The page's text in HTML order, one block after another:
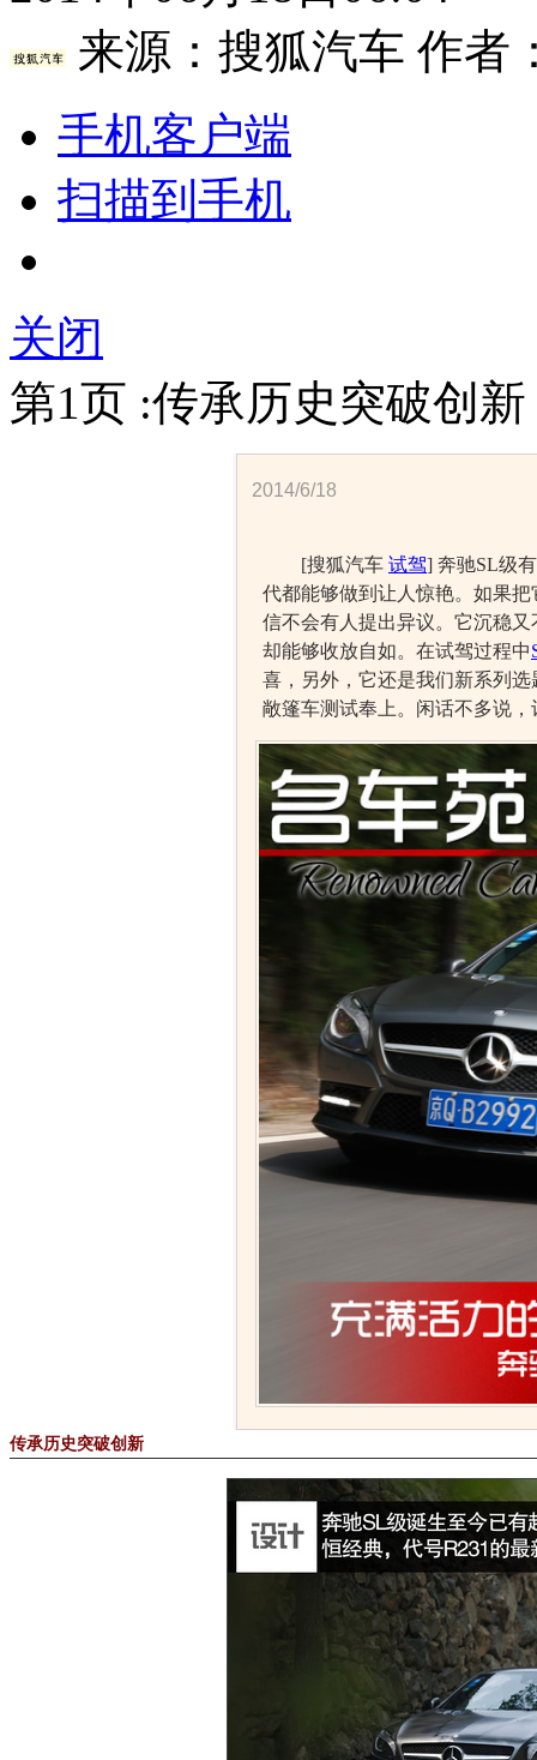
来源： 搜狐汽车 作者
手机客户端
扫描到手机
关闭
第1页 :传承历史突破创新
2014/6/18
[搜狐汽车 试驾] 奔驰SL级
代都能够做到让人惊艳。如果
信不会有人提出异议。它沉稳
却能够收放自如。在试驾过程中
喜，另外，它还是我们新系列
敞篷车测试奉上。闲话不多说，
传承历史突破创新